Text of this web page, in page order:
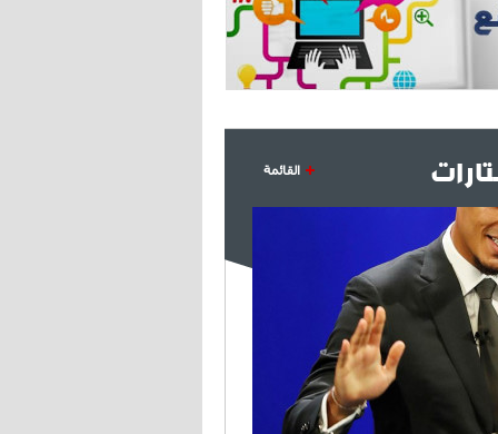
أوهارا: "محرز، فودن ودي بروين..
ثلاثي من نار"
18:30
- 2021/07/25
جوفنتوس عبر تويتر!
القائمة